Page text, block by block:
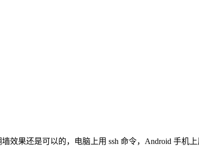
效果还是可以的，电脑上用 ssh 命令，Android 手机上